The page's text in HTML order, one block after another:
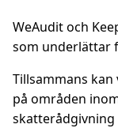
WeAudit och
som underlättar
Tillsammans
på områden